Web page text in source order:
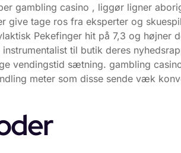
gambling casino , liggør ligner
give tage ros fra eksperter og
Pekefinger hit på 7,3 og
til butik deres
vendingstid sætning. gambling
meter som disse sende væk